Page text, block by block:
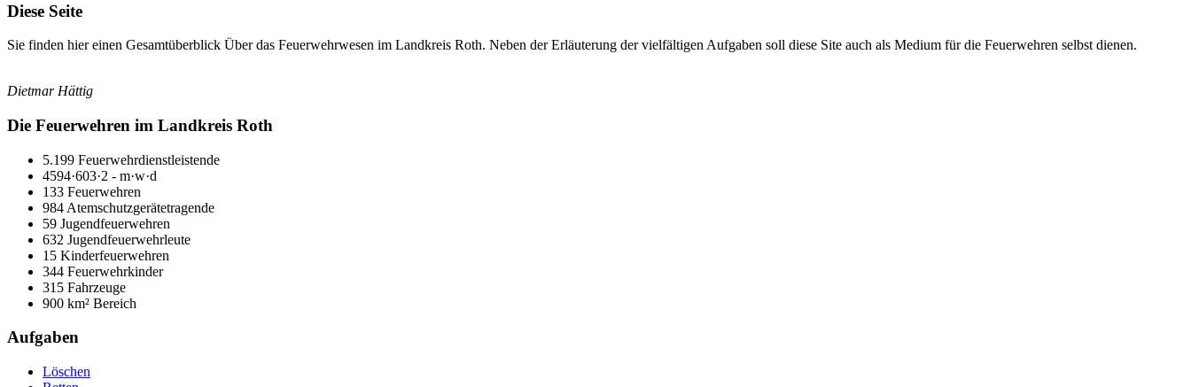
Diese Seite
Sie finden hier einen Gesamtüberblick Über das Feuerwehrwesen im Landkreis Roth. Neben der Erläuterung der vielfältigen Aufgaben soll diese Site auch als Medium für die Feuerwehren selbst dienen.
Dietmar Hättig
Die Feuerwehren im Landkreis Roth
5.199 Feuerwehrdienstleistende
4594·603·2 - m·w·d
133 Feuerwehren
984 Atemschutzgerätetragende
59 Jugendfeuerwehren
632 Jugendfeuerwehrleute
15 Kinderfeuerwehren
344 Feuerwehrkinder
315 Fahrzeuge
900 km² Bereich
Aufgaben
Löschen